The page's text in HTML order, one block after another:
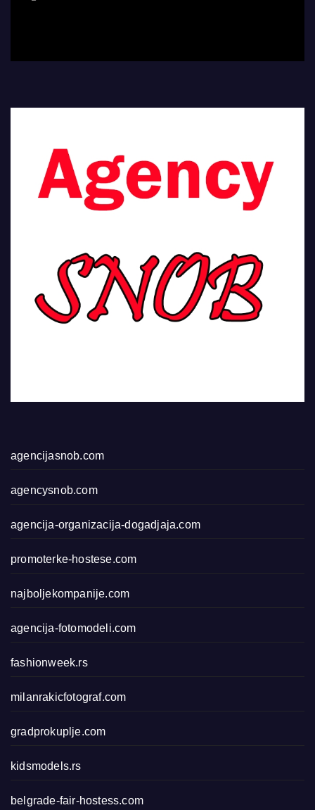
agencijasnob.com
agencysnob.com
agencija-organizacija-dogadjaja.com
promoterke-hostese.com
najboljekompanije.com
agencija-fotomodeli.com
fashionweek.rs
milanrakicfotograf.com
gradprokuplje.com
kidsmodels.rs
belgrade-fair-hostess.com